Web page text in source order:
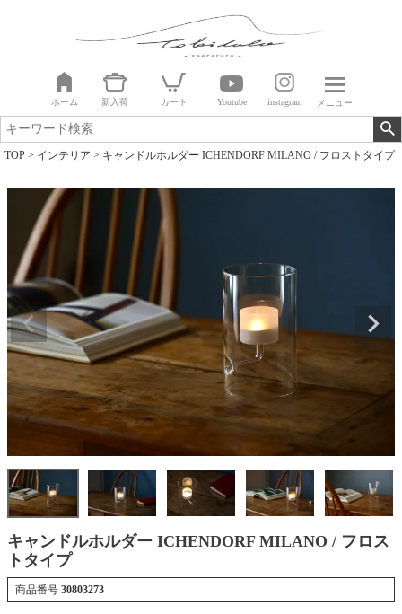
ホーム 新入荷 カート Youtube instagram メニュー
TOP インテリア キャンドルホルダー ICHENDORF MILANO / フロストタイプ
キャンドルホルダー ICHENDORF MILANO / フロス
トタイプ
商品番号 30803273